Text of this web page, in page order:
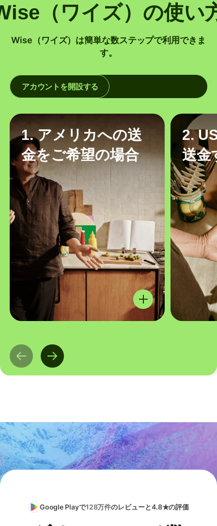
（ワイズ）の使い
Wise（ワイズ）は簡単な数ステップで利用できま
す。
アカウントを開設する
1. アメリカへの送
金をご希望の場合
2.
送金
Google Playで128万件のレビューと4.8★の評価